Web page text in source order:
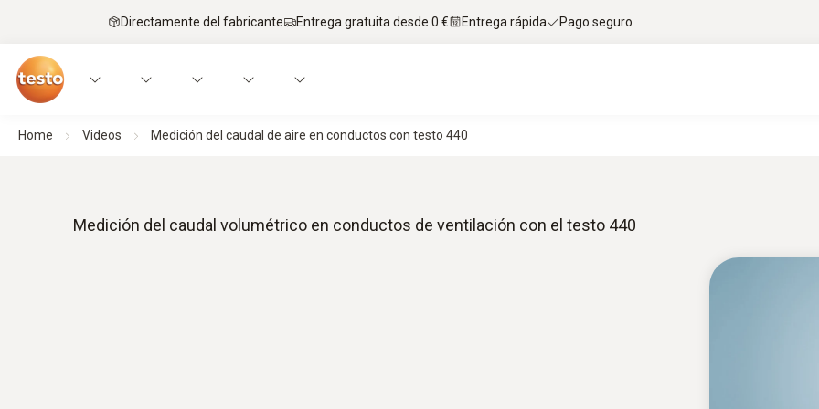
Directamente del fabricante Entrega gratuita desde 0 € Entrega rápida Pago seguro
Home Videos Medición del caudal de aire en conductos con testo 440
Medición del caudal volumétrico en conductos de ventilación con el testo 440